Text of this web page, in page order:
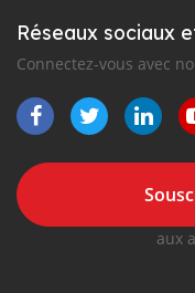
Réseaux sociaux
Connectez-vous avec
aux